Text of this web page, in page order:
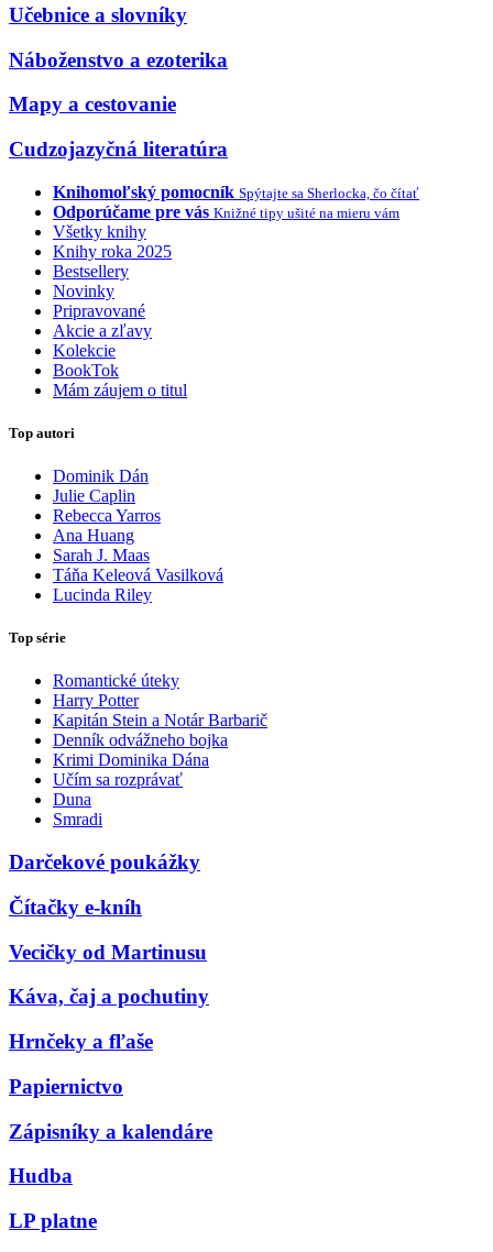
Učebnice a slovníky
Náboženstvo a ezoterika
Mapy a cestovanie
Cudzojazyčná literatúra
Knihomoľský pomocník Spýtajte sa Sherlocka, čo čítať
Odporúčame pre vás Knižné tipy ušité na mieru vám
Všetky knihy
Knihy roka 2025
Bestsellery
Novinky
Pripravované
Akcie a zľavy
Kolekcie
BookTok
Mám záujem o titul
Top autori
Dominik Dán
Julie Caplin
Rebecca Yarros
Ana Huang
Sarah J. Maas
Táňa Keleová Vasilková
Lucinda Riley
Top série
Romantické úteky
Harry Potter
Kapitán Stein a Notár Barbarič
Denník odvážneho bojka
Krimi Dominika Dána
Učím sa rozprávať
Duna
Smradi
Darčekové poukážky
Čítačky e-kníh
Vecičky od Martinusu
Káva, čaj a pochutiny
Hrnčeky a fľaše
Papiernictvo
Zápisníky a kalendáre
Hudba
LP platne